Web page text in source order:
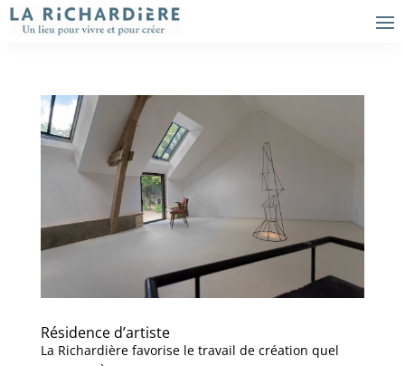
Résidence d’artiste
La Richardière favorise le travail de création quel